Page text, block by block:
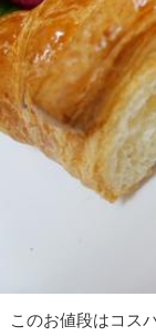
このお値段はコス